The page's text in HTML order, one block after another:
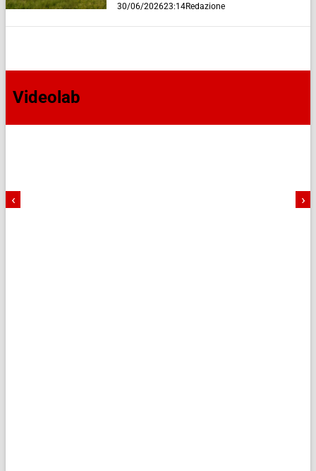
30/06/202623:14Redazione
Videolab
‹ ›